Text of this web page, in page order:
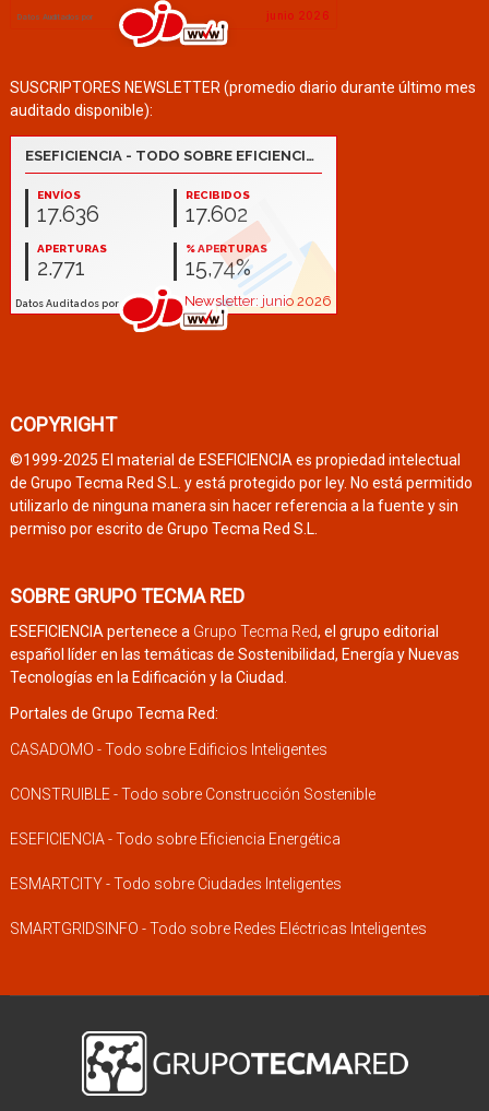
SUSCRIPTORES NEWSLETTER (promedio diario durante último mes
auditado disponible):
COPYRIGHT
©1999-2025 El material de ESEFICIENCIA es propiedad intelectual
de Grupo Tecma Red S.L. y está protegido por ley. No está permitido
utilizarlo de ninguna manera sin hacer referencia a la fuente y sin
permiso por escrito de Grupo Tecma Red S.L.
SOBRE GRUPO TECMA RED
ESEFICIENCIA pertenece a Grupo Tecma Red, el grupo editorial
español líder en las temáticas de Sostenibilidad, Energía y Nuevas
Tecnologías en la Edificación y la Ciudad.
Portales de Grupo Tecma Red:
CASADOMO - Todo sobre Edificios Inteligentes
CONSTRUIBLE - Todo sobre Construcción Sostenible
ESEFICIENCIA - Todo sobre Eficiencia Energética
ESMARTCITY - Todo sobre Ciudades Inteligentes
SMARTGRIDSINFO - Todo sobre Redes Eléctricas Inteligentes